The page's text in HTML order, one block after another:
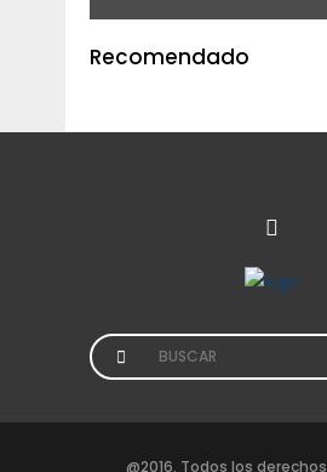
Recomendado
Search
for:
@2016. Todos los